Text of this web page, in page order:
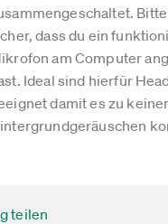
dass du ein
am Computer
Ideal sind hierfür
damit es zu
teilen